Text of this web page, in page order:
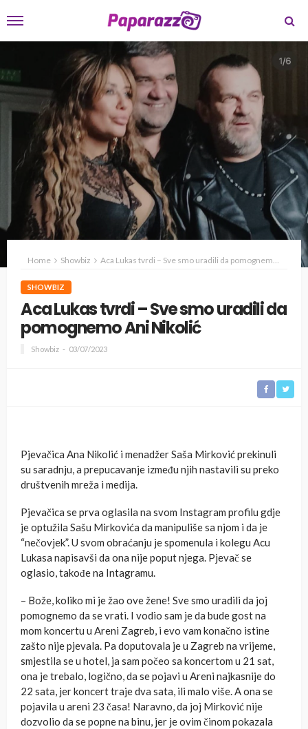
Home Showbiz Aca Lukas tvrdi – Sve smo uradili da pomognemo Ani Nikolić
SHOWBIZ
Aca Lukas tvrdi – Sve smo uradili da
pomognemo Ani Nikolić
Showbiz 03/07/2023
Pjevačica Ana Nikolić i menadžer Saša Mirković prekinuli
su saradnju, a prepucavanje između njih nastavili su preko
društvenih mreža i medija.
Pjevačica se prva oglasila na svom Instagram profilu gdje
je optužila Sašu Mirkovića da manipuliše sa njom i da je
“nečovjek”. U svom obraćanju je spomenula i kolegu Acu
Lukasa napisavši da ona nije poput njega. Pjevač se
oglasio, takođe na Intagramu.
– Bože, koliko mi je žao ove žene! Sve smo uradili da joj
pomognemo da se vrati. I vodio sam je da bude gost na
mom koncertu u Areni Zagreb, i evo vam konačno istine
zašto nije pjevala. Pa doputovala je u Zagreb na vrijeme,
smjestila se u hotel, ja sam počeo sa koncertom u 21 sat,
ona je trebalo, logično, da se pojavi u Areni najkasnije do
22 sata, jer koncert traje dva sata, ili malo više. A ona se
pojavila u areni 23 časa! Naravno, da joj Mirković nije
dozvolio da se popne na binu, jer je ovim činom pokazala